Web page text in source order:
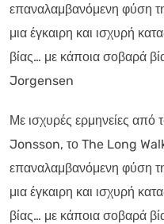
επαναλαμβανόμενη φύση
μια έγκαιρη και ισχυρή
βίας… με κάποια σοβαρά
Jorgensen
Με ισχυρές ερμηνείες
Jonsson, το The Long
επαναλαμβανόμενη φύση
μια έγκαιρη και ισχυρή
βίας… με κάποια σοβαρά